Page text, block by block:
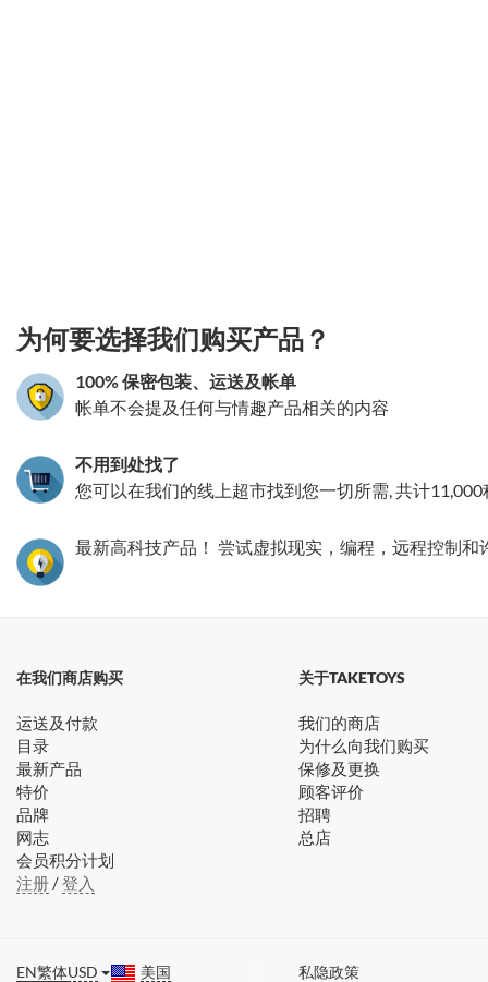
为何要选择我们购买产品？
100% 保密包装、运送及帐单
帐单不会提及任何与情趣产品相关的内容
不用到处找了
您可以在我们的线上超市找到您一切所需, 共计11,000
最新高科技产品！ 尝试虚拟现实，编程，远程控制
在我们商店购买
运送及付款
目录
最新产品
特价
品牌
网志
会员积分计划
注册/登入
关于TAKETOYS
我们的商店
为什么向我们购买
保修及更换
顾客评价
招聘
总店
EN繁体USD 美国 私隐政策